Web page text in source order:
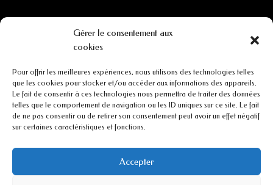
Gérer le consentement aux
cookies
Pour offrir les meilleures expériences, nous utilisons des technologies telles
que les cookies pour stocker et/ou accéder aux informations des appareils.
Le fait de consentir à ces technologies nous permettra de traiter des données
telles que le comportement de navigation ou les ID uniques sur ce site. Le fait
de ne pas consentir ou de retirer son consentement peut avoir un effet négatif
sur certaines caractéristiques et fonctions.
Accepter
02 47 63 79 33
contact@lagarde-optique.fr
INFORMATIONS
Mentions légales
Conditions générales de ventes